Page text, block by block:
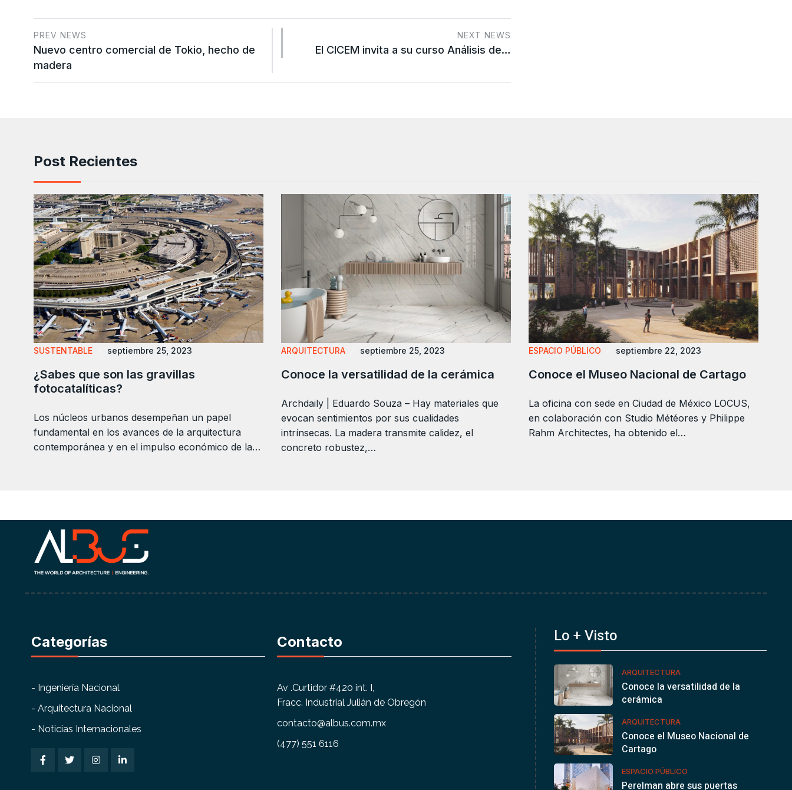
PREV NEWS
Nuevo centro comercial de Tokio, hecho de
madera
NEXT NEWS
El CICEM invita a su curso Análisis de…
Post Recientes
SUSTENTABLE septiembre 25, 2023
¿Sabes que son las gravillas
fotocatalíticas?
Los núcleos urbanos desempeñan un papel
fundamental en los avances de la arquitectura
contemporánea y en el impulso económico de la…
ARQUITECTURA septiembre 25, 2023
Conoce la versatilidad de la cerámica
Archdaily | Eduardo Souza – Hay materiales que
evocan sentimientos por sus cualidades
intrínsecas. La madera transmite calidez, el
concreto robustez,…
ESPACIO PÚBLICO septiembre 22, 2023
Conoce el Museo Nacional de Cartago
La oficina con sede en Ciudad de México LOCUS,
en colaboración con Studio Météores y Philippe
Rahm Architectes, ha obtenido el…
Categorías
- Ingeniería Nacional
- Arquitectura Nacional
- Noticias Internacionales
Contacto
Av .Curtidor #420 int. I,
Fracc. Industrial Julián de Obregón
contacto@albus.com.mx
(477) 551 6116
Lo + Visto
ARQUITECTURA
Conoce la versatilidad de la
cerámica
ARQUITECTURA
Conoce el Museo Nacional de
Cartago
ESPACIO PÚBLICO
Perelman abre sus puertas